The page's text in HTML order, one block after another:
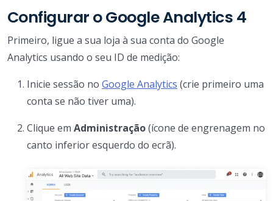
Configurar o Google Analytics 4
Primeiro, ligue a sua loja à sua conta do Google
Analytics usando o seu ID de medição:
Inicie sessão no Google Analytics (crie primeiro uma
conta se não tiver uma).
Clique em Administração(ícone de engrenagem no
canto inferior esquerdo do ecrã).